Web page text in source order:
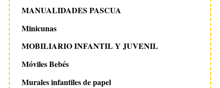
MANUALIDADES PASCUA
Minicunas
MOBILIARIO INFANTIL Y JUVENIL
Móviles Bebés
Murales infantiles de papel